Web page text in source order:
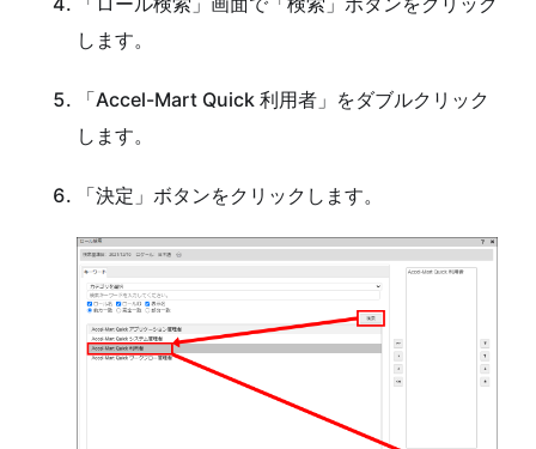
します。
「Accel-Mart Quick 利用者」をダブルクリック
します。
「決定」ボタンをクリックします。